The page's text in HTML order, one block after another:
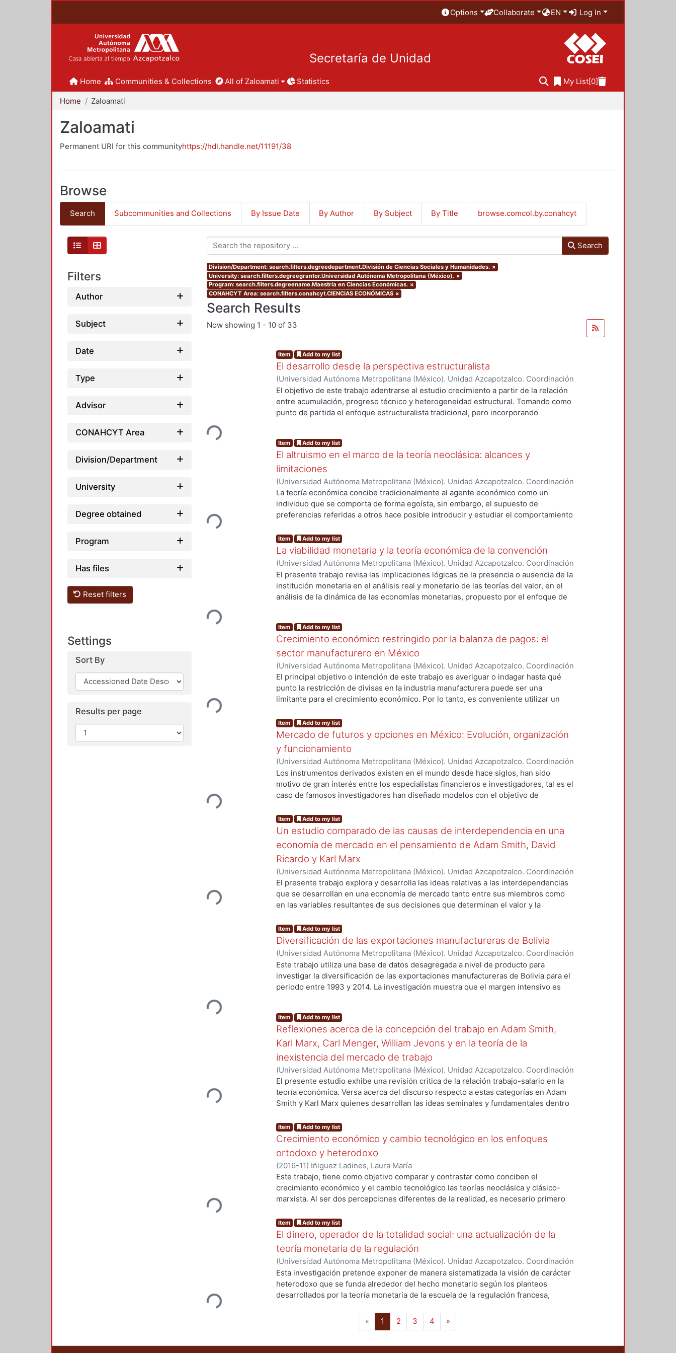
Options Collaborate EN Log In
Secretaría de Unidad
Home Communities & Collections All of Zaloamati Statistics My List[0]
Home Zaloamati
Zaloamati
Permanent URI for this communityhttps://hdl.handle.net/11191/38
Browse
Search Subcommunities and Collections By Issue Date By Author By Subject By Title browse.comcol.by.conahcyt
Filters
Author
Subject
Date
Type
Advisor
CONAHCYT Area
Division/Department
University
Degree obtained
Program
Has files
Reset filters
Settings
Sort By
Results per page
Search
Division/Department: search.filters.degreedepartment.División de Ciencias Sociales y Humanidades. ×
University: search.filters.degreegrantor.Universidad Autónoma Metropolitana (México). ×
Program: search.filters.degreename.Maestría en Ciencias Económicas. ×
CONAHCYT Area: search.filters.conahcyt.CIENCIAS ECONÓMICAS ×
Search Results
Now showing 1 - 10 of 33
Loading...
Item Add to my list
El desarrollo desde la perspectiva estructuralista
(Universidad Autónoma Metropolitana (México). Unidad Azcapotzalco. Coordinación
de Servicios de Información.,2016)Gómez Gómez, José Ángel
El objetivo de este trabajo adentrarse al estudio crecimiento a partir de la relación
entre acumulación, progreso técnico y heterogeneidad estructural. Tomando como
punto de partida el enfoque estructuralista tradicional, pero incorporando
los elementos fundamentales del estructuralismo. En la tercera sección se estudia
la noción de excedente económico elemento fundamental en la acumulación de
capital. En la cuarta sección se describen las características de la dinámica de una
estructura productiva subdesarrollada, resaltando su carácter heterogéneo. En la
última, se analiza al desarrollo en un contexto globalización apoyándose en la
literatura actual sobre el tema, además de describir algunas características de la
economía mexicana en relación a su inserción al proceso de globalización de la
Loading...
Item Add to my list
El altruismo en el marco de la teoría neoclásica: alcances y
limitaciones
(Universidad Autónoma Metropolitana (México). Unidad Azcapotzalco. Coordinación
de Servicios de Información. ,2016)Pimentel Linares, Gabriela Lizeth
La teoría económica concibe tradicionalmente al agente económico como un
individuo que se comporta de forma egoísta, sin embargo, el supuesto de
preferencias referidas a otros hace posible introducir y estudiar el comportamiento
realizar un análisis crítico de este enfoque, para reconocer los alcances y las
limitaciones que presenta en su afán de constituirse en una teoría capaz de
explicar las características e implicaciones del altruismo; dicho análisis se apoya en
el estudio de las motivaciones que subyacen en los actos de contribución a otro(s)
y en el de la conceptualización misma del altruismo.
Loading...
Item Add to my list
La viabilidad monetaria y la teoría económica de la convención
(Universidad Autónoma Metropolitana (México). Unidad Azcapotzalco. Coordinación
de Servicios de Información., 2016)Seoane Salazar, Martín Esteban
El presente trabajo revisa las implicaciones lógicas de la presencia o ausencia de la
institución monetaria en el análisis real y monetario de las teorías del valor, en el
análisis de la dinámica de las economías monetarias, propuesto por el enfoque de
entre los dos últimos enfoques, como forma para superar sus propias limitaciones.
Loading...
Item Add to my list
Crecimiento económico restringido por la balanza de pagos: el
sector manufacturero en México
(Universidad Autónoma Metropolitana (México). Unidad Azcapotzalco. Coordinación
de Servicios de Información.,2016 )Cisneros Ortiz, Carlos Alberto
El principal objetivo o intención de este trabajo es averiguar o indagar hasta qué
punto la restricción de divisas en la industria manufacturera puede ser una
limitante para el crecimiento económico. Por lo tanto, es conveniente utilizar un
Para explicar dicha problemática se utilizará la teoría thirlwalliana del crecimiento
económico restringido por el equilibrio de la balanza de pagos, en la cual se resalta
el papel de las exportaciones como fuente de divisas de manera tal que no frene el
crecimiento económico. En otras palabras, el ritmo de crecimiento de un país está
en función del ritmo de crecimiento de sus exportaciones y de sus importaciones;
por consiguiente, hay una restricción externa al crecimiento derivada de problemas
en la balanza de pagos, originada por déficits comerciales.
Loading...
Item Add to my list
Mercado de futuros y opciones en México: Evolución, organización
y funcionamiento
(Universidad Autónoma Metropolitana (México). Unidad Azcapotzalco. Coordinación
de Servicios de Información.,2016) García Belmont, Martha Gabriela
Los instrumentos derivados existen en el mundo desde hace siglos, han sido
motivo de gran interés entre los especialistas financieros e investigadores, tal es el
caso de famosos investigadores han diseñado modelos con el objetivo de
riesgo. Quién iba a pensar que se volverían de los instrumentos más comerciados
en los mercados financieros internacionales, siendo que sólo surgieron de la
necesidad de los agricultores de asegurar en el futuro, la oferta, demanda y precio
de sus bienes o insumos. Es importante analizar como funcionan los instrumentos
derivados, porque actualmente las cantidades en las que se comercializan en los
mercados financieros internacionales son considerables y van en aumento, el
diseño de nuevos contratos y la comercialización de nuevos subyacentes se
encuentran en una continua evolución, además de despertar gran interés entre los
investigadores que tratan de diseñar modelos con el fin de disminuir la
computacionales más precisos que les permitan obtener mayores ganancias
comerciando con derivados. Son el presente y el futuro de los mercados
financieros internacionales, así como de los inversionistas.
Loading...
Item Add to my list
Un estudio comparado de las causas de interdependencia en una
economía de mercado en el pensamiento de Adam Smith, David
Ricardo y Karl Marx
(Universidad Autónoma Metropolitana (México). Unidad Azcapotzalco. Coordinación
de Servicios de Información.,2017)Argandoña Zubieta, Herlan André
El presente trabajo explora y desarrolla las ideas relativas a las interdependencias
que se desarrollan en una economía de mercado tanto entre sus miembros como
en las variables resultantes de sus decisiones que determinan el valor y la
escuela clásica, David Ricardo y Adam Smith, y de Marx, cuyos principios permiten
comprender con mayor profundidad el funcionamiento de una economía mercantil-
capitalista.
Loading...
Item Add to my list
Diversificación de las exportaciones manufactureras de Bolivia
(Universidad Autónoma Metropolitana (México). Unidad Azcapotzalco. Coordinación
de Servicios de Información. ,2015-12 )Gavincha Lima, Marco Isrrael
Este trabajo utiliza una base de datos desagregada a nivel de producto para
investigar la diversificación de las exportaciones manufactureras de Bolivia para el
periodo entre 1993 y 2014. La investigación muestra que el margen intensivo es
Loading...
Item Add to my list
Reflexiones acerca de la concepción del trabajo en Adam Smith,
Karl Marx, Carl Menger, William Jevons y en la teoría de la
inexistencia del mercado de trabajo
(Universidad Autónoma Metropolitana (México). Unidad Azcapotzalco. Coordinación
de Servicios de Información.,2016-11)Quintero Montaño, Washington Jesús
El presente estudio exhibe una revisión crítica de la relación trabajo-salario en la
teoría económica. Versa acerca del discurso respecto a estas categorías en Adam
Smith y Karl Marx quienes desarrollan las ideas seminales y fundamentales dentro
proporcionaron los fundamentos del trabajo como factor de la producción y como
una mercancía igual a cualquier otra en la escuela económica neoclásica, y
finalizando el análisis con un acercamiento desde la perspectiva de la Teoría de la
Inexistencia del Mercado de Trabajo.
Loading...
Item Add to my list
Crecimiento económico y cambio tecnológico en los enfoques
ortodoxo y heterodoxo
(2016-11) Iñiguez Ladines, Laura María
Este trabajo, tiene como objetivo comparar y contrastar como conciben el
crecimiento económico y el cambio tecnológico las teorías neoclásica y clásico-
marxista. Al ser dos percepciones diferentes de la realidad, es necesario primero
nivel teórico por este motivo es una investigación explicativa y el método que se
usará es el analítico-sintético.
Loading...
Item Add to my list
El dinero, operador de la totalidad social: una actualización de la
teoría monetaria de la regulación
(Universidad Autónoma Metropolitana (México). Unidad Azcapotzalco. Coordinación
de Servicios de Información.,2015-12)Cruz Belmont, Cuahutli Alberto
Esta investigación pretende exponer de manera sistematizada la visión de carácter
heterodoxo que se funda alrededor del hecho monetario según los planteos
desarrollados por la teoría monetaria de la escuela de la regulación francesa,
total que según nuestra visión, sus aportes representan una actualización de la
teoría monetaria regulacionista. El objetivo que se persigue consiste en desarrollar
« 1 (current)
2 3 4 »